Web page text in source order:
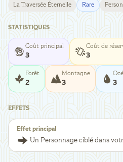
La Traversée Éternelle Rare
STATISTIQUES
Coût principal
3
Coût de
3
Forêt
2
Montagne
3 3
EFFETS
Effet principal
Un Personnage ciblé dans